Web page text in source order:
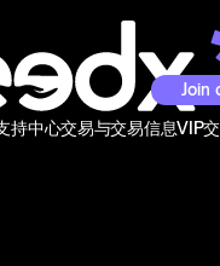
Join
持中心交易与交易信息VIP